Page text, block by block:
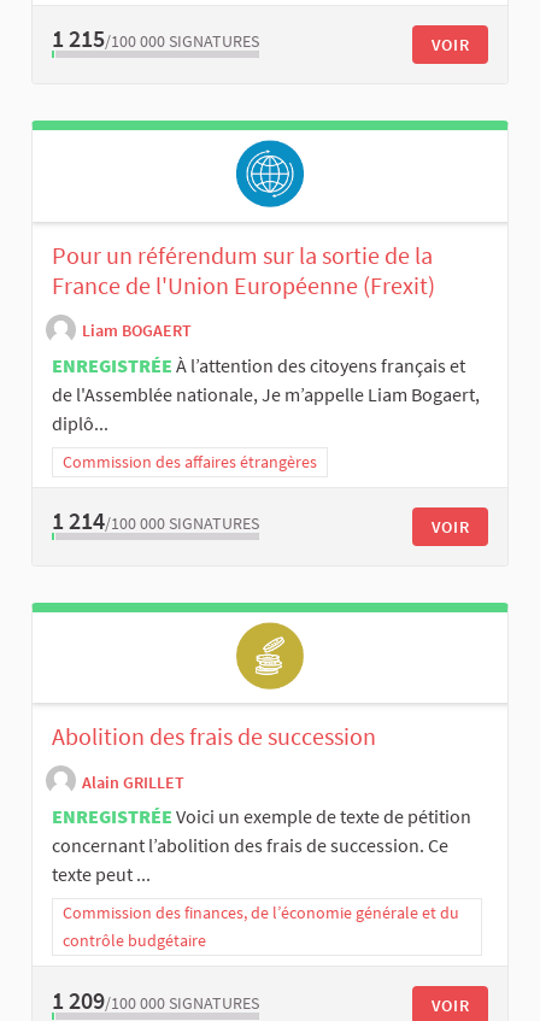
1 215/100 000 SIGNATURES VOIR
Pour un référendum sur la sortie de la
France de l'Union Européenne (Frexit)
Liam BOGAERT
ENREGISTRÉE À l’attention des citoyens français et
de l'Assemblée nationale, Je m’appelle Liam Bogaert,
diplô...
Commission des affaires étrangères
1 214/100 000 SIGNATURES VOIR
Abolition des frais de succession
Alain GRILLET
ENREGISTRÉE Voici un exemple de texte de pétition
concernant l’abolition des frais de succession. Ce
texte peut ...
Commission des finances, de l’économie générale et du
contrôle budgétaire
1 209/100 000 SIGNATURES VOIR